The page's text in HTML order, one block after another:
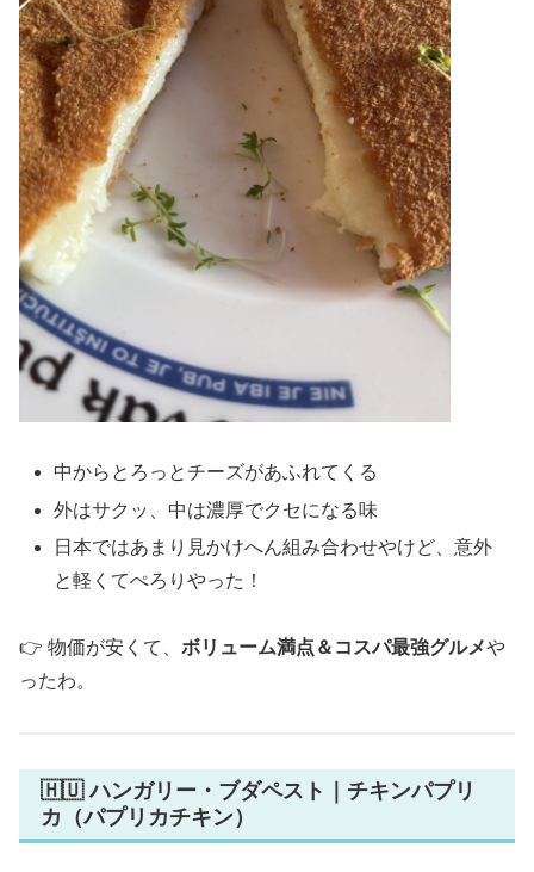
中からとろっとチーズがあふれてくる
外はサクッ、中は濃厚でクセになる味
日本ではあまり見かけへん組み合わせやけど、意外
と軽くてぺろりやった！
👉 物価が安くて、 ボリューム満点＆コスパ最強グルメや
ったわ。
🇭🇺 ハンガリー・ブダペスト｜チキンパプリ
カ（パプリカチキン）